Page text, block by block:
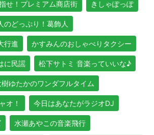
せ！プレミアム商店街 きしゃぽっぽ
のどっぷり！葛飾人
行進 かすみんのおしゃべりタクシー
に民謡 松下サトミ 音楽っていいな♪
樹ゆたかのワンダフルタイム
オ！ 今日はあなたがラジオDJ
水瀬あやこの音楽飛行